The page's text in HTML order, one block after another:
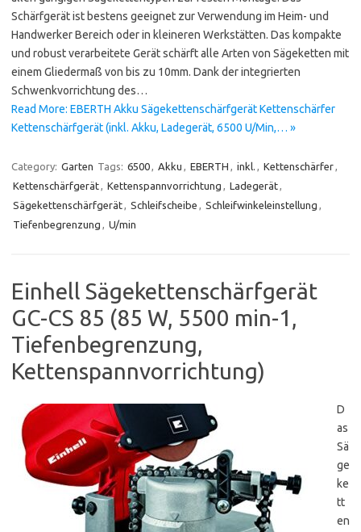
Schärfgerät ist bestens geeignet zur Verwendung im Heim- und
Handwerker Bereich oder in kleineren Werkstätten. Das kompakte
und robust verarbeitete Gerät schärft alle Arten von Sägeketten mit
einem Gliedermaß von bis zu 10mm. Dank der integrierten
Schwenkvorrichtung des…
Read More: EBERTH Akku Sägekettenschärfgerät Kettenschärfer
Kettenschärfgerät (inkl. Akku, Ladegerät, 6500 U/Min,… »
Category: Garten Tags: 6500, Akku , EBERTH , inkl. , Kettenschärfer,
Kettenschärfgerät, Kettenspannvorrichtung , Ladegerät,
Sägekettenschärfgerät, Schleifscheibe , Schleifwinkeleinstellung ,
Tiefenbegrenzung , U/min
Einhell Sägekettenschärfgerät
GC-CS 85 (85 W, 5500 min-1,
Tiefenbegrenzung,
Kettenspannvorrichtung)
D
as
Sä
ge
ke
tt
en